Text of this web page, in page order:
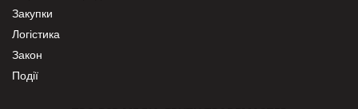
Закупки
Логістика
Закон
Події